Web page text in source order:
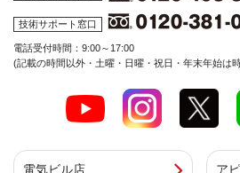
技術サポート窓口
電話受付時間：9:00～17:00
(記載の時間以外・土曜・日曜・祝日・年末年始は
電気ビル店 ア